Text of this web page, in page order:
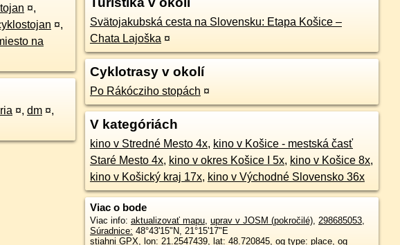
¤,
¤,
na
¤, dm ¤,
Svätojakubská cesta na Slovensku: Etapa Košice –
Chata Lajoška ¤
Cyklotrasy v okolí
Po Rákócziho stopách ¤
V kategóriách
kino v Stredné Mesto 4x, kino v Košice - mestská časť
Staré Mesto 4x, kino v okres Košice I 5x, kino v Košice 8x,
kino v Košický kraj 17x, kino v Východné Slovensko 36x
Viac o bode
Viac info: aktualizovať mapu, uprav v JOSM (pokročilé), 298685053,
Súradnice: 48°43'15"N, 21°15'17"E
stiahni GPX, lon: 21.2547439, lat: 48.720845, og type: place, og